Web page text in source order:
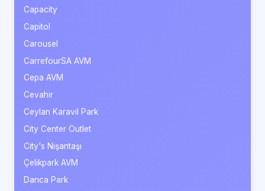
Capacity
Capitol
Carousel
CarrefourSA AVM
Cepa AVM
Cevahir
Ceylan Karavil Park
City Center Outlet
City's Nişantaşı
Çelikpark AVM
Darıca Park